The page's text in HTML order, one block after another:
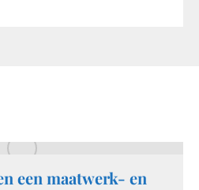
een maatwerk- en